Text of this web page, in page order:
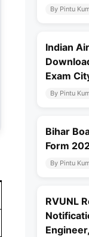
By Pintu
Indian
Exam
By Pintu
Bihar
Form
By Pintu
RVUNL